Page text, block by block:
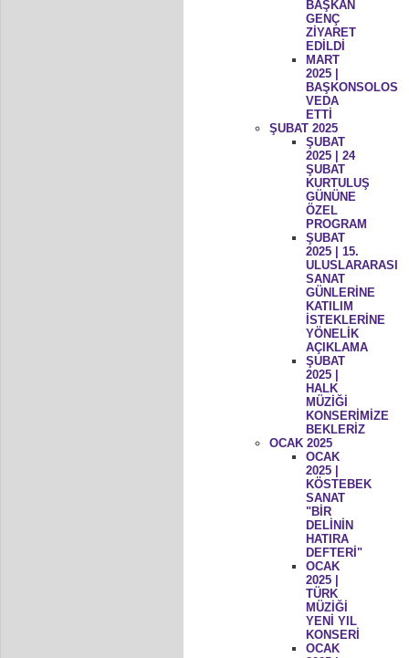
BAŞKAN
GENÇ
ZİYARET
EDİLDİ
MART
2025 |
BAŞKONSOLOS
VEDA
ETTİ
ŞUBAT 2025
ŞUBAT
2025 | 24
ŞUBAT
KURTULUŞ
GÜNÜNE
ÖZEL
PROGRAM
ŞUBAT
2025 | 15.
ULUSLARARASI
SANAT
GÜNLERİNE
KATILIM
İSTEKLERİNE
YÖNELİK
AÇIKLAMA
ŞUBAT
2025 |
HALK
MÜZİĞİ
KONSERİMİZE
BEKLERİZ
OCAK 2025
OCAK
2025 |
KÖSTEBEK
SANAT
"BİR
DELİNİN
HATIRA
DEFTERİ"
OCAK
2025 |
TÜRK
MÜZİĞİ
YENİ YIL
KONSERİ
OCAK